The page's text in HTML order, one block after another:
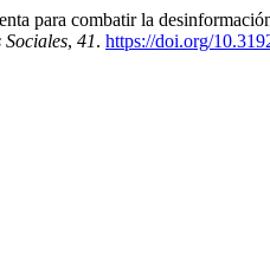
para combatir la
, 41. https://doi.org/